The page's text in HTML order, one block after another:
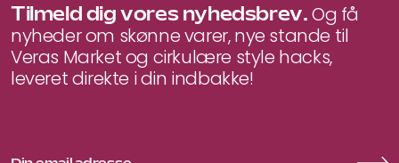
Tilmeld dig vores nyhedsbrev.Og få
nyheder om skønne varer, nye stande til
Veras Market og cirkulære style hacks,
leveret direkte i din indbakke!